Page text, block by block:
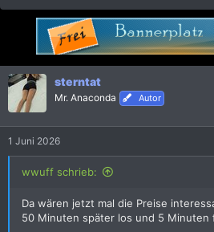
sterntat
Mr. Anaconda Autor
1 Juni 2026
wwuff schrieb:
Da wären jetzt mal die Preise
50 Minuten später los und 5 Minuten